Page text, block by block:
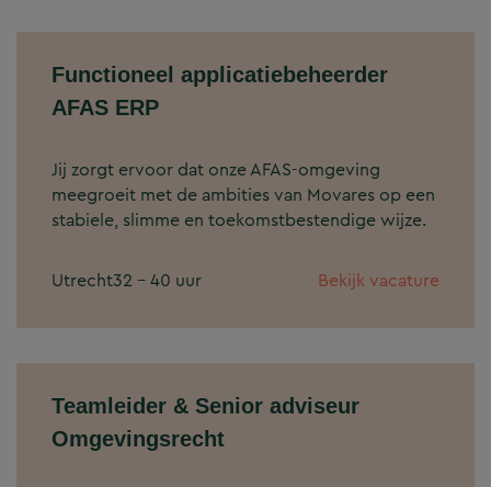
Functioneel applicatiebeheerder
AFAS ERP
Jij zorgt ervoor dat onze AFAS‑omgeving
meegroeit met de ambities van Movares op een
stabiele, slimme en toekomstbestendige wijze.
Utrecht32 - 40 uur Bekijk vacature
Teamleider & Senior adviseur
Omgevingsrecht